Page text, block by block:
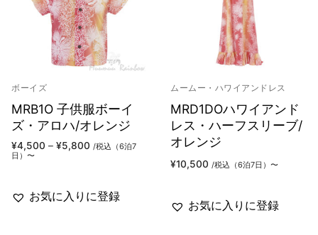
ボーイズ
MRB1O 子供服ボーイ
ズ・アロハ/オレンジ
¥4,500 – ¥5,800 価
格
¥5,800
/税込（6泊7
日）〜
お気に入りに登録
ムームー・ハワイアンドレス
MRD1DOハワイアンド
レス・ハーフスリーブ/
オレンジ
¥10,500 /税込（6泊7日）〜
お気に入りに登録